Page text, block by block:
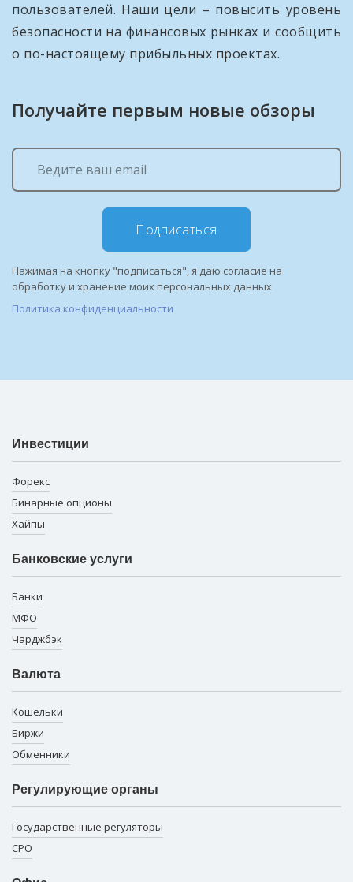
пользователей. Наши цели – повысить уровень
безопасности на финансовых рынках и сообщить
о по-настоящему прибыльных проектах.
Получайте первым новые обзоры
Подписаться
Нажимая на кнопку "подписаться", я даю согласие на
обработку и хранение моих персональных данных
Политика конфиденциальности
Инвестиции
Форекс
Бинарные опционы
Хайпы
Банковские услуги
Банки
МФО
Чарджбэк
Валюта
Кошельки
Биржи
Обменники
Регулирующие органы
Государственные регуляторы
СРО